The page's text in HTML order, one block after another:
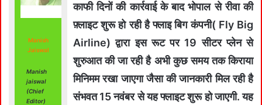
Manish
Jaiswal
Manish
jaiswal
(Chief
Editor)
काफी दिनों की कार्रवाई के बाद भोपाल से रीवा की
फ़्लाइट शुरू हो रही है फ्लाइ बिग कंपनी( Fly Big
Airline) द्वारा इस रूट पर 19 सीटर प्लेन से
शुरुआत की जा रही है अभी कुछ समय तक किराया
मिनिमम रखा जाएगा जैसा की जानकारी मिल रही है
संभवत 15 नवंबर से यह फ्लाइट शुरू हो जाएगी. यह